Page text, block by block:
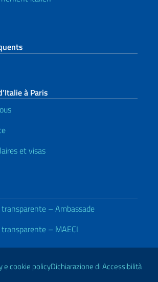
à Paris
et visas
– Ambassade
– MAECI
e cookie policyDichiarazione di Accessibilità